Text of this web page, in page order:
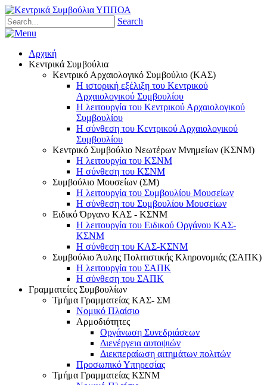
Search
Αρχική
Κεντρικά Συμβούλια
Κεντρικό Αρχαιολογικό Συμβούλιο (ΚΑΣ)
Η ιστορική εξέλιξη του Κεντρικού
Αρχαιολογικού Συμβουλίου
Η λειτουργία του Κεντρικού Αρχαιολογικού
Συμβουλίου
Η σύνθεση του Κεντρικού Αρχαιολογικού
Συμβουλίου
Κεντρικό Συμβούλιο Νεωτέρων Μνημείων (ΚΣΝΜ)
Η λειτουργία του ΚΣΝΜ
Η σύνθεση του ΚΣΝΜ
Συμβούλιο Μουσείων (ΣΜ)
Η λειτουργία του Συμβουλίου Μουσείων
Η σύνθεση του Συμβουλίου Μουσείων
Ειδικό Όργανο ΚΑΣ - ΚΣΝΜ
Η λειτουργία του Ειδικού Οργάνου ΚΑΣ-
ΚΣΝΜ
Η σύνθεση του ΚΑΣ-ΚΣΝΜ
Συμβούλιο Άυλης Πολιτιστικής Κληρονομιάς (ΣΑΠΚ)
Η λειτουργία του ΣΑΠΚ
Η σύνθεση του ΣΑΠΚ
Γραμματείες Συμβουλίων
Τμήμα Γραμματείας ΚΑΣ- ΣΜ
Νομικό Πλαίσιο
Αρμοδιότητες
Οργάνωση Συνεδριάσεων
Διενέργεια αυτοψιών
Διεκπεραίωση αιτημάτων πολιτών
Προσωπικό Υπηρεσίας
Τμήμα Γραμματείας ΚΣΝΜ